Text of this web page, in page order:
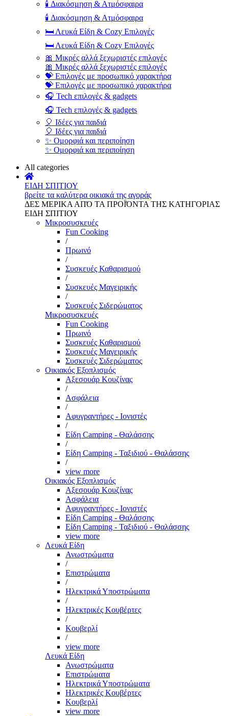
🕯️ Διακόσμηση & Ατμόσφαιρα
🕯️ Διακόσμηση & Ατμόσφαιρα
🛏️ Λευκά Είδη & Cozy Επιλογές
🛏️ Λευκά Είδη & Cozy Επιλογές
🎀 Μικρές αλλά ξεχωριστές επιλογές
🎀 Μικρές αλλά ξεχωριστές επιλογές
💝 Επιλογές με προσωπικό χαρακτήρα
💝 Επιλογές με προσωπικό χαρακτήρα
🎧 Tech επιλογές & gadgets
🎧 Tech επιλογές & gadgets
🎈 Ιδέες για παιδιά
🎈 Ιδέες για παιδιά
✨ Ομορφιά και περιποίηση
✨ Ομορφιά και περιποίηση
All categories
ΕΙΔΗ ΣΠΙΤΙΟΥ
βρείτε τα καλύτερα οικιακά της αγοράς
ΔΕΣ ΜΕΡΙΚΑ ΑΠΌ ΤΑ ΠΡΟΪΌΝΤΑ ΤΗΣ ΚΑΤΗΓΟΡΙΑΣ
ΕΙΔΗ ΣΠΙΤΙΟΥ
Μικροσυσκευές
Fun Cooking
/
Πρωινό
/
Συσκευές Καθαρισμού
/
Συσκευές Μαγειρικής
/
Συσκευές Σιδερώματος
Μικροσυσκευές
Fun Cooking
Πρωινό
Συσκευές Καθαρισμού
Συσκευές Μαγειρικής
Συσκευές Σιδερώματος
Οικιακός Εξοπλισμός
Αξεσουάρ Κουζίνας
/
Ασφάλεια
/
Αφυγραντήρες - Ιονιστές
/
Είδη Camping - Θαλάσσης
/
Είδη Camping - Ταξιδιού - Θαλάσσης
/
view more
Οικιακός Εξοπλισμός
Αξεσουάρ Κουζίνας
Ασφάλεια
Αφυγραντήρες - Ιονιστές
Είδη Camping - Θαλάσσης
Είδη Camping - Ταξιδιού - Θαλάσσης
view more
Λευκά Είδη
Ανωστρώματα
/
Επιστρώματα
/
Ηλεκτρικά Υποστρώματα
/
Ηλεκτρικές Κουβέρτες
/
Κουβερλί
/
view more
Λευκά Είδη
Ανωστρώματα
Επιστρώματα
Ηλεκτρικά Υποστρώματα
Ηλεκτρικές Κουβέρτες
Κουβερλί
view more